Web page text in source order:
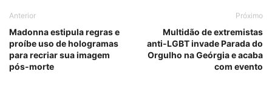
Anterior
Madonna estipula regras e
proíbe uso de hologramas
para recriar sua imagem
pós-morte
Próximo
Multidão de extremistas
anti-LGBT invade Parada do
Orgulho na Geórgia e acaba
com evento